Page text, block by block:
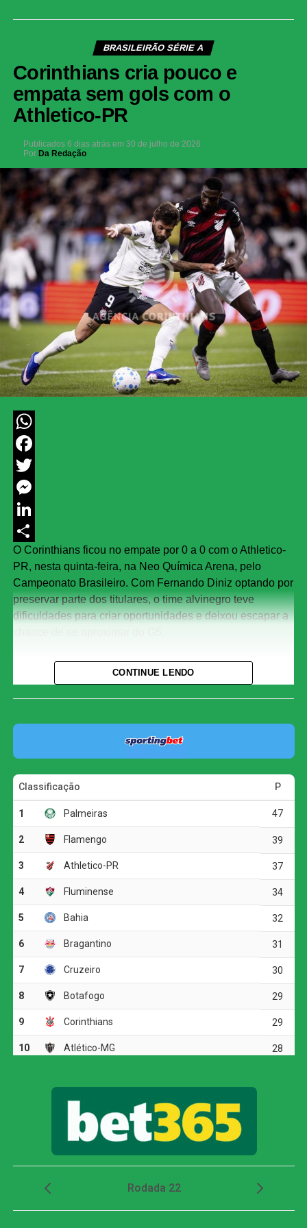
BRASILEIRÃO SÉRIE A
Corinthians cria pouco e
empata sem gols com o
Athletico-PR
Publicados 6 dias atrás em 30 de julho de 2026
Por Da Redação
WhatsApp
Facebook
Twitter
Messenger
LinkedIn
Share
O Corinthians ficou no empate por 0 a 0 com o Athletico-
PR, nesta quinta-feira, na Neo Química Arena, pelo
Campeonato Brasileiro. Com Fernando Diniz optando por
preservar parte dos titulares, o time alvinegro teve
dificuldades para criar oportunidades e deixou escapar a
Com o resultado, o Corinthians chegou aos 29 pontos e
permanece na oitava colocação, três atrás do Bahia, que
A primeira etapa foi marcada pelo equilíbrio e pela forte
disputa física. As duas equipes encontraram dificuldades
para construir jogadas ofensivas, e as chances claras
foram raras.
A melhor oportunidade antes do intervalo foi do
Corinthians. Aos 23 minutos, Allan fez um cruzamento
preciso para Matheuzinho, que cabeceou com força, mas
O ritmo aumentou no segundo tempo, e o Corinthians
voltou a ameaçar aos 20 minutos. Matheuzinho recuperou
a bola no meio-campo e acionou Yuri Alberto. O atacante
dominou, girou diante da marcação e finalizou com
potência da entrada da área, obrigando Santos a fazer
outra grande intervenção.
Palmeiras inicia preparação para jogo de volta
Paulinho vira preocupação
Dois minutos mais tarde, Yuri Alberto recebeu um
lançamento de Allan, invadiu a área, mas não conseguiu
finalizar bem e chutou em cima do goleiro adversário.
O Athletico-PR respondeu aos 27 minutos, em uma
CONTINUE LENDO